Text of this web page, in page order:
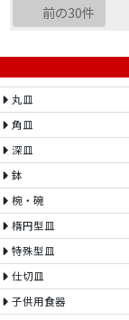
前の30件
丸皿
角皿
深皿
鉢
椀・碗
楕円型皿
特殊型皿
仕切皿
子供用食器